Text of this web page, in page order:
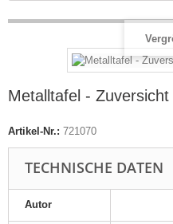
Metalltafel -
Artikel-Nr.: 721070
TECHNISCHE DATEN
Autor